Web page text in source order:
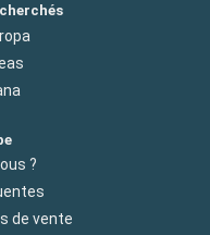
?
de vente